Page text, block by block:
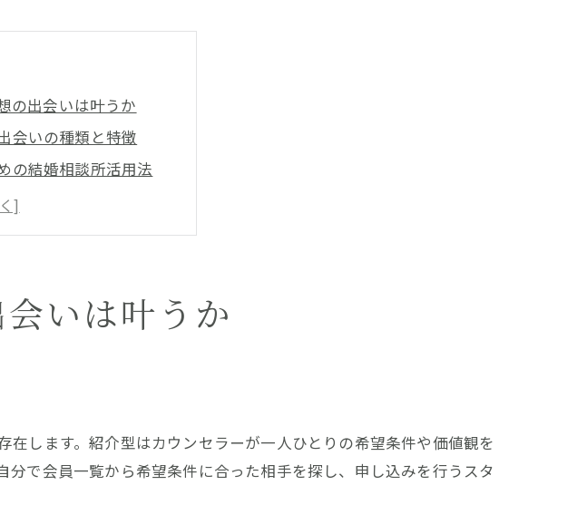
の出会いは叶うか
会いの種類と特徴
の結婚相談所活用法
べきポイントとは
待できる安心感とは
ちな不安と期待
すい不安と解消策
きるサポート体制
ト体制を徹底解説
いは叶うか
します。紹介型はカウンセラーが一人ひとりの希望条件や価値観を
で会員一覧から希望条件に合った相手を探し、申し込みを行うスタ